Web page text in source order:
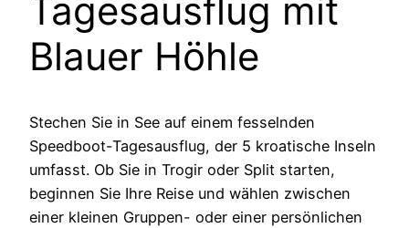
Tagesausflug mit
Blauer Höhle
Stechen Sie in See auf einem fesselnden
Speedboot-Tagesausflug, der 5 kroatische Inseln
umfasst. Ob Sie in Trogir oder Split starten,
beginnen Sie Ihre Reise und wählen zwischen
einer kleinen Gruppen- oder einer persönlichen